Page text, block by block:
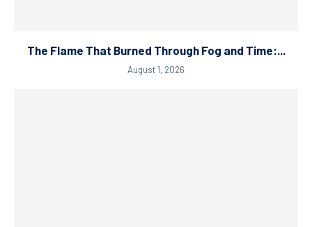
The Flame That Burned Through Fog and Time:...
August 1, 2026